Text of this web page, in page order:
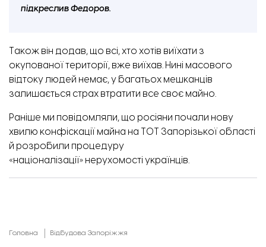
підкреслив Федоров.
Також він додав, що всі, хто хотів виїхати з
окупованої території, вже виїхав. Нині масового
відтоку людей немає, у багатьох мешканців
залишається страх втратити все своє майно.
Раніше ми повідомляли, що росіяни почали нову
хвилю конфіскації майна на ТОТ Запорізької області
й розробили процедуру
«націоналізації» нерухомості українців.
Головна Відбудова Запоріжжя